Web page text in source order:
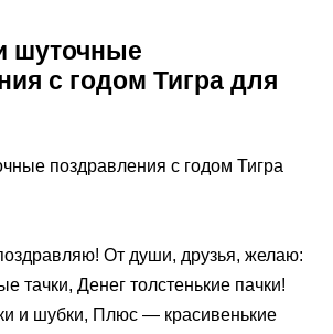
шуточные
с годом Тигра для
поздравления с годом Тигра
От души, друзья, желаю:
тачки, Денег толстенькие пачки!
и шубки, Плюс — красивенькие